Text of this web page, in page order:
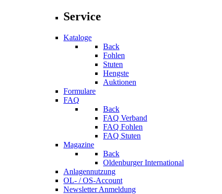
Service
Kataloge
Back
Fohlen
Stuten
Hengste
Auktionen
Formulare
FAQ
Back
FAQ Verband
FAQ Fohlen
FAQ Stuten
Magazine
Back
Oldenburger International
Anlagennutzung
OL- / OS-Account
Newsletter Anmeldung